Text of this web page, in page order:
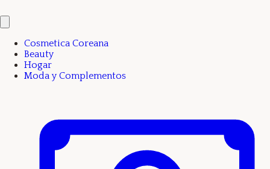
Cosmetica Coreana
Beauty
Hogar
Moda y Complementos